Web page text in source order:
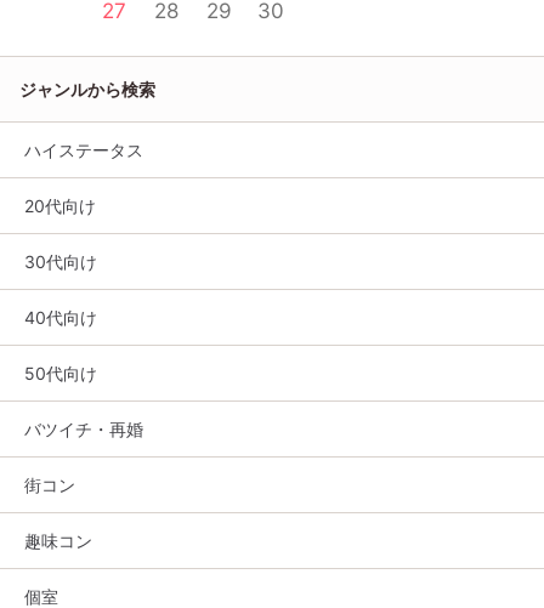
27
28 29 30
ジャンルから検索
ハイステータス
20代向け
30代向け
40代向け
50代向け
バツイチ・再婚
街コン
趣味コン
個室